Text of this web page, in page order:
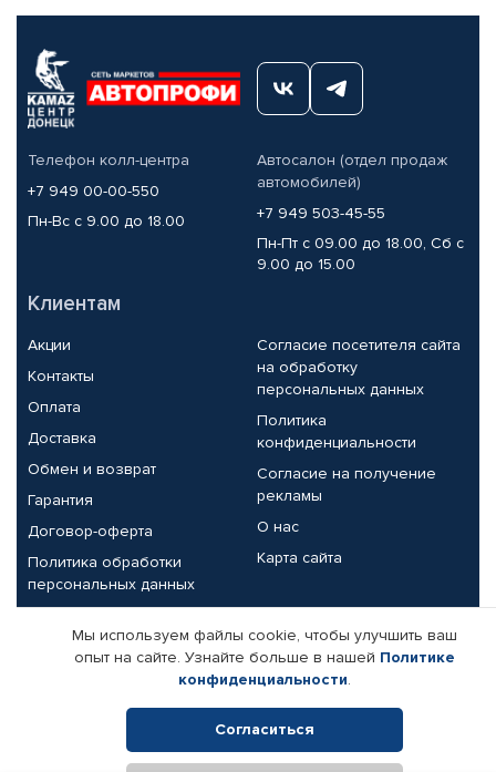
Телефон колл-центра
+7 949 00-00-550
Пн-Вс с 9.00 до 18.00
Автосалон (отдел продаж
автомобилей)
+7 949 503-45-55
Пн-Пт с 09.00 до 18.00, Сб с
9.00 до 15.00
Клиентам
Акции
Контакты
Оплата
Доставка
Обмен и возврат
Гарантия
Договор-оферта
Политика обработки
персональных данных
Согласие посетителя сайта
на обработку
персональных данных
Политика
конфиденциальности
Согласие на получение
рекламы
О нас
Карта сайта
Партнерам
Корпоративным клиентам
Поставщикам
Реквизиты компании
Мы используем файлы cookie, чтобы улучшить ваш
опыт на сайте. Узнайте больше в нашей Политике
конфиденциальности.
Согласиться